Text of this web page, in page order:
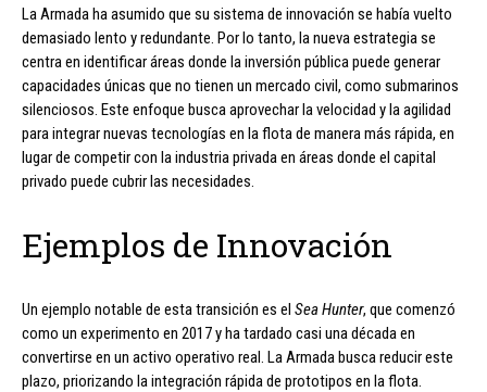
La Armada ha asumido que su sistema de innovación se había vuelto
demasiado lento y redundante. Por lo tanto, la nueva estrategia se
centra en identificar áreas donde la inversión pública puede generar
capacidades únicas que no tienen un mercado civil, como submarinos
silenciosos. Este enfoque busca aprovechar la velocidad y la agilidad
para integrar nuevas tecnologías en la flota de manera más rápida, en
lugar de competir con la industria privada en áreas donde el capital
privado puede cubrir las necesidades.
Ejemplos de Innovación
Un ejemplo notable de esta transición es el Sea Hunter, que comenzó
como un experimento en 2017 y ha tardado casi una década en
convertirse en un activo operativo real. La Armada busca reducir este
plazo, priorizando la integración rápida de prototipos en la flota.